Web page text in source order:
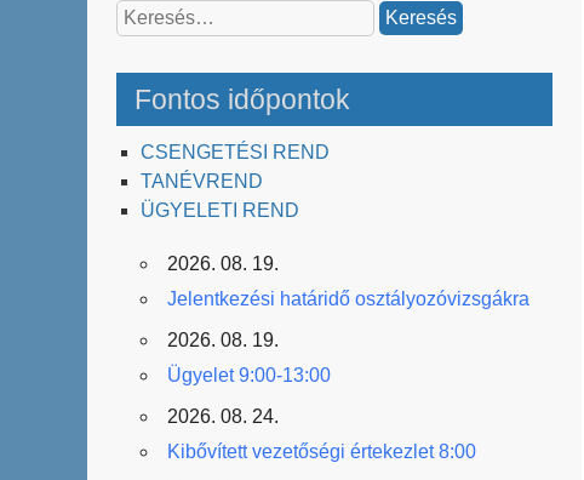
Keresés:
Fontos időpontok
CSENGETÉSI REND
TANÉVREND
ÜGYELETI REND
2026. 08. 19.
Jelentkezési határidő osztályozóvizsgákra
2026. 08. 19.
Ügyelet 9:00-13:00
2026. 08. 24.
Kibővített vezetőségi értekezlet 8:00